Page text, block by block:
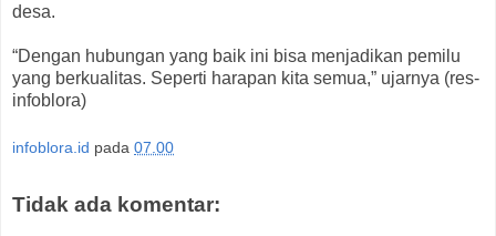
desa.
“Dengan hubungan yang baik ini bisa menjadikan pemilu
yang berkualitas. Seperti harapan kita semua,” ujarnya (res-
infoblora)
infoblora.id pada 07.00
Tidak ada komentar: